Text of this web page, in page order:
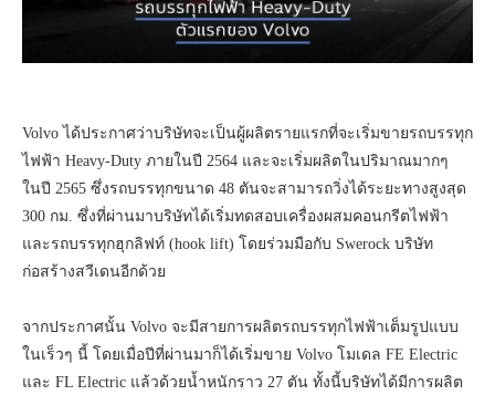
Volvo ได้ประกาศว่าบริษัทจะเป็นผู้ผลิตรายแรกที่จะเริ่มขายรถบรรทุก
ไฟฟ้า Heavy-Duty ภายในปี 2564 และจะเริ่มผลิตในปริมาณมากๆ
ในปี 2565 ซึ่งรถบรรทุกขนาด 48 ตันจะสามารถวิ่งได้ระยะทางสูงสุด
300 กม. ซึ่งที่ผ่านมาบริษัทได้เริ่มทดสอบเครื่องผสมคอนกรีตไฟฟ้า
และรถบรรทุกฮุกลิฟท์ (hook lift) โดยร่วมมือกับ Swerock บริษัท
ก่อสร้างสวีเดนอีกด้วย
จากประกาศนั้น Volvo จะมีสายการผลิตรถบรรทุกไฟฟ้าเต็มรูปแบบ
ในเร็วๆ นี้ โดยเมื่อปีที่ผ่านมาก็ได้เริ่มขาย Volvo โมเดล FE Electric
และ FL Electric แล้วด้วยน้ำหนักราว 27 ตัน ทั้งนี้บริษัทได้มีการผลิต